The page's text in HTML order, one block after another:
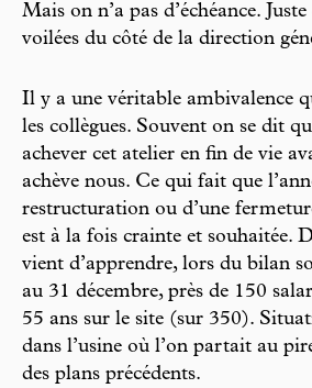
Mais on n’a pas d’échéance.
voilées du côté de la direction
Il y a une véritable ambivalence
les collègues. Souvent on se dit
achever cet atelier en fin de vie
achève nous. Ce qui fait que
restructuration ou d’une
est à la fois crainte et souhaitée.
vient d’apprendre, lors du bilan
au 31 décembre, près de 150
55 ans sur le site (sur 350).
dans l’usine où l’on partait au
des plans précédents.